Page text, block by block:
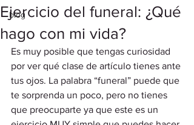
blog
Ejercicio del funeral: ¿Qué
hago con mi vida?
Es muy posible que tengas curiosidad
por ver qué clase de artículo tienes ante
tus ojos. La palabra “funeral” puede que
te sorprenda un poco, pero no tienes
que preocuparte ya que este es un